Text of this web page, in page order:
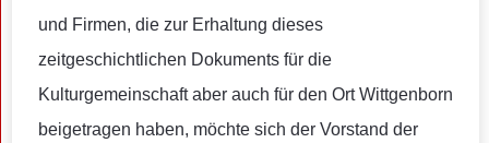
und Firmen, die zur Erhaltung dieses
zeitgeschichtlichen Dokuments für die
Kulturgemeinschaft aber auch für den Ort Wittgenborn
beigetragen haben, möchte sich der Vorstand der